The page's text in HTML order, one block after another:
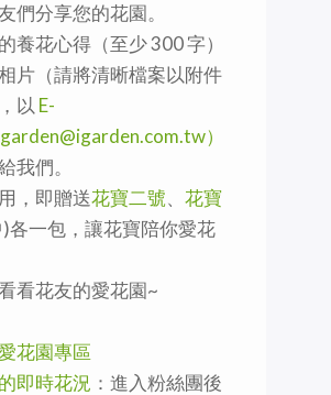
們分享您的花園。
養花心得（至少 300 字）
片（請將清晰檔案以附件
以 E-
）
我們。
，即贈送花寶二號
花寶
)各一包，讓花寶陪你愛花
看花友的愛花園~
花園專區
即時花況 ：進入粉絲團後